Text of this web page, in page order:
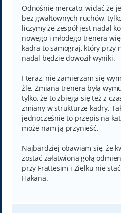
t
Odnośnie mercato, widać że
bez gwałtownych ruchów,
liczymy że zespół jest nadal
nowego i młodego trenera
kadra to samograj, który przy
nadal będzie dowoził wyniki.
I teraz, nie zamierzam się
źle. Zmiana trenera była
tylko, że to zbiega się też z
zmiany w strukturze kadry.
jednocześnie to przepis na
może nam ją przynieść.
Najbardziej obawiam się, że
zostać załatwiona gołą
przy Frattesim i Zielku nie
Hakana.